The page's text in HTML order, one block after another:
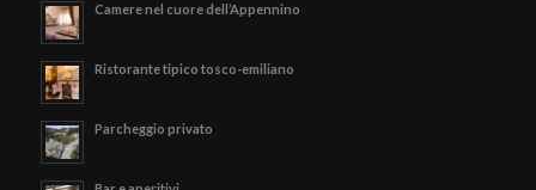
Camere nel cuore dell’Appennino
Ristorante tipico tosco-emiliano
Parcheggio privato